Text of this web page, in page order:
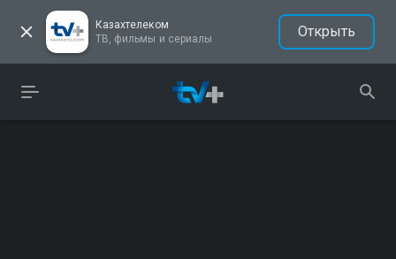
Казахтелеком
ТВ, фильмы и сериалы
Открыть